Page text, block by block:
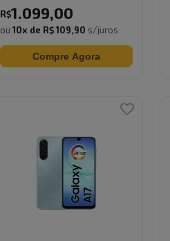
R$1.099,00
ou10x de R$ 109,90 s/juros
Compre Agora